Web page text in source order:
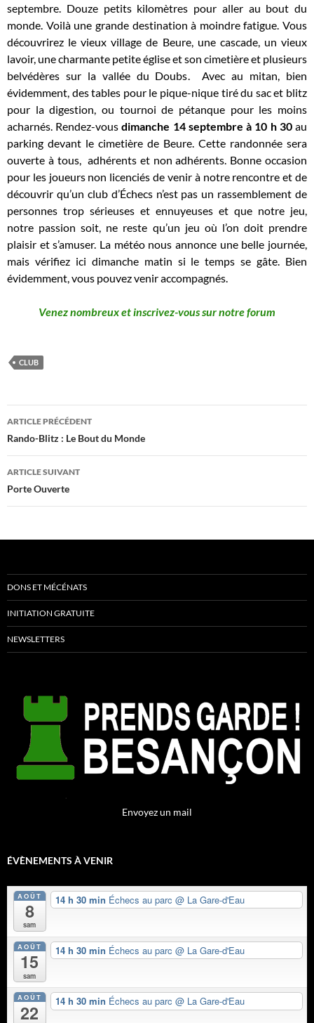
septembre. Douze petits kilomètres pour aller au bout du
monde. Voilà une grande destination à moindre fatigue. Vous
découvrirez le vieux village de Beure, une cascade, un vieux
lavoir, une charmante petite église et son cimetière et plusieurs
belvédères sur la vallée du Doubs. Avec au mitan, bien
évidemment, des tables pour le pique-nique tiré du sac et blitz
pour la digestion, ou tournoi de pétanque pour les moins
acharnés. Rendez-vousdimanche 14 septembre à 10 h 30au
parking devant le cimetière de Beure. Cette randonnée sera
ouverte à tous, adhérents et non adhérents. Bonne occasion
pour les joueurs non licenciés de venir à notre rencontre et de
découvrir qu’un club d’Échecs n’est pas un rassemblement de
personnes trop sérieuses et ennuyeuses et que notre jeu,
notre passion soit, ne reste qu’un jeu où l’on doit prendre
plaisir et s’amuser. La météo nous annonce une belle journée,
mais vérifiez ici dimanche matin si le temps se gâte. Bien
évidemment, vous pouvez venir accompagnés.
Venez nombreux et inscrivez-vous sur notre forum
CLUB
Navigation
des
articles
ARTICLE PRÉCÉDENT
Rando-Blitz : Le Bout du Monde
ARTICLE SUIVANT
Porte Ouverte
DONS ET MÉCÉNATS
INITIATION GRATUITE
NEWSLETTERS
Envoyez un mail
ÉVÈNEMENTS À VENIR
AOÛT
8
sam
14 h 30 min Échecs au parc @ La Gare-d'Eau
AOÛT
15
sam
14 h 30 min Échecs au parc @ La Gare-d'Eau
AOÛT
22
14 h 30 min Échecs au parc @ La Gare-d'Eau